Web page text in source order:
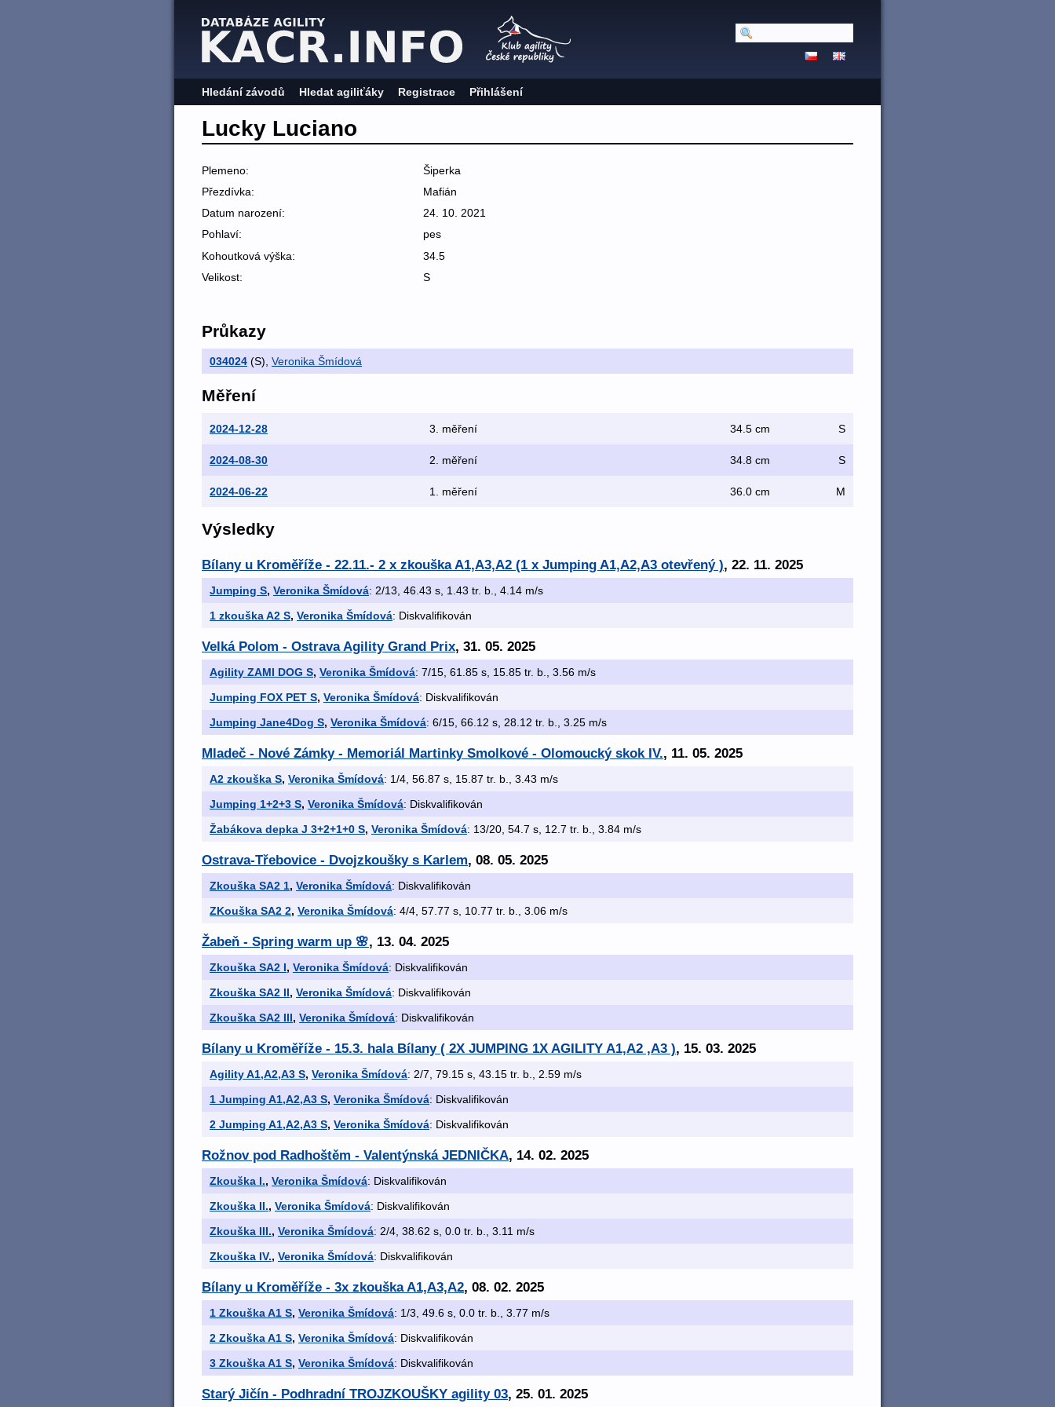
Hledání závodů Hledat agiliťáky Registrace Přihlášení
Lucky Luciano
Plemeno:
Šiperka
Přezdívka:
Mafián
Datum narození:
24. 10. 2021
Pohlaví:
pes
Kohoutková výška:
34.5
Velikost:
S
Průkazy
034024 (S), Veronika Šmídová
Měření
2024-12-28 3. měření 34.5 cm S
2024-08-30 2. měření 34.8 cm S
2024-06-22 1. měření 36.0 cm M
Výsledky
Bílany u Kroměříže - 22.11.- 2 x zkouška A1,A3,A2 (1 x Jumping A1,A2,A3 otevřený ), 22. 11. 2025
Jumping S, Veronika Šmídová: 2/13, 46.43 s, 1.43 tr. b., 4.14 m/s
1 zkouška A2 S, Veronika Šmídová: Diskvalifikován
Velká Polom - Ostrava Agility Grand Prix, 31. 05. 2025
Agility ZAMI DOG S, Veronika Šmídová: 7/15, 61.85 s, 15.85 tr. b., 3.56 m/s
Jumping FOX PET S, Veronika Šmídová: Diskvalifikován
Jumping Jane4Dog S, Veronika Šmídová: 6/15, 66.12 s, 28.12 tr. b., 3.25 m/s
Mladeč - Nové Zámky - Memoriál Martinky Smolkové - Olomoucký skok IV., 11. 05. 2025
A2 zkouška S, Veronika Šmídová: 1/4, 56.87 s, 15.87 tr. b., 3.43 m/s
Jumping 1+2+3 S, Veronika Šmídová: Diskvalifikován
Žabákova depka J 3+2+1+0 S, Veronika Šmídová: 13/20, 54.7 s, 12.7 tr. b., 3.84 m/s
Ostrava-Třebovice - Dvojzkoušky s Karlem, 08. 05. 2025
Zkouška SA2 1, Veronika Šmídová: Diskvalifikován
ZKouška SA2 2, Veronika Šmídová: 4/4, 57.77 s, 10.77 tr. b., 3.06 m/s
Žabeň - Spring warm up 🌸, 13. 04. 2025
Zkouška SA2 I, Veronika Šmídová: Diskvalifikován
Zkouška SA2 II, Veronika Šmídová: Diskvalifikován
Zkouška SA2 III, Veronika Šmídová: Diskvalifikován
Bílany u Kroměříže - 15.3. hala Bílany ( 2X JUMPING 1X AGILITY A1,A2 ,A3 ), 15. 03. 2025
Agility A1,A2,A3 S, Veronika Šmídová: 2/7, 79.15 s, 43.15 tr. b., 2.59 m/s
1 Jumping A1,A2,A3 S, Veronika Šmídová: Diskvalifikován
2 Jumping A1,A2,A3 S, Veronika Šmídová: Diskvalifikován
Rožnov pod Radhoštěm - Valentýnská JEDNIČKA, 14. 02. 2025
Zkouška I., Veronika Šmídová: Diskvalifikován
Zkouška II., Veronika Šmídová: Diskvalifikován
Zkouška III., Veronika Šmídová: 2/4, 38.62 s, 0.0 tr. b., 3.11 m/s
Zkouška IV., Veronika Šmídová: Diskvalifikován
Bílany u Kroměříže - 3x zkouška A1,A3,A2, 08. 02. 2025
1 Zkouška A1 S, Veronika Šmídová: 1/3, 49.6 s, 0.0 tr. b., 3.77 m/s
2 Zkouška A1 S, Veronika Šmídová: Diskvalifikován
3 Zkouška A1 S, Veronika Šmídová: Diskvalifikován
Starý Jičín - Podhradní TROJZKOUŠKY agility 03, 25. 01. 2025